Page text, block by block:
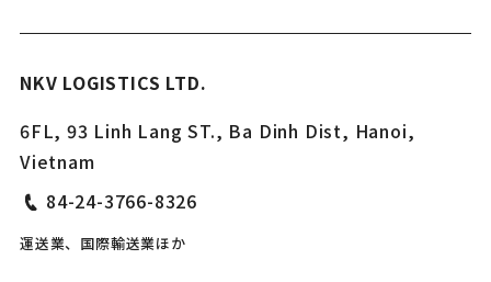
NKV LOGISTICS LTD.
6FL, 93 Linh Lang ST., Ba Dinh Dist, Hanoi,
Vietnam
84-24-3766-8326
運送業、国際輸送業ほか